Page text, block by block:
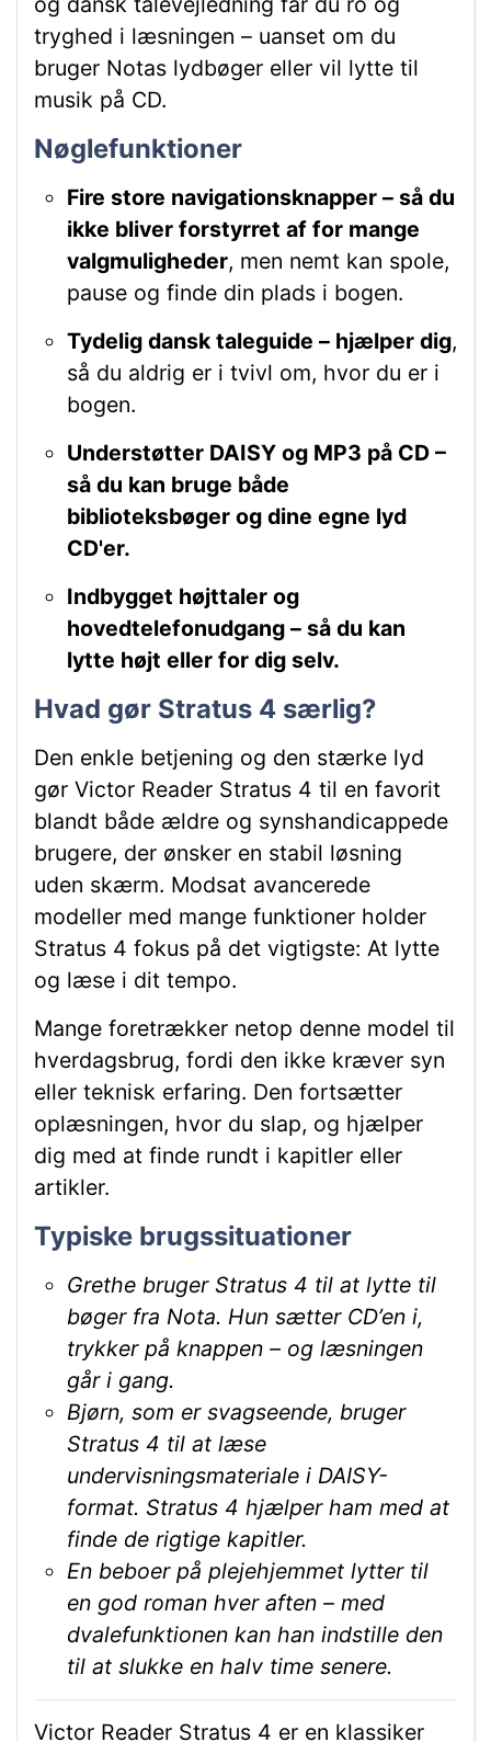
tryghed i læsningen – uanset om du
bruger Notas lydbøger eller vil lytte til
musik på CD.
Nøglefunktioner
Fire store navigationsknapper – så du
ikke bliver forstyrret af for mange
valgmuligheder, men nemt kan spole,
pause og finde din plads i bogen.
Tydelig dansk taleguide – hjælper dig,
så du aldrig er i tvivl om, hvor du er i
bogen.
Understøtter DAISY og MP3 på CD –
så du kan bruge både
biblioteksbøger og dine egne lyd
CD'er.
Indbygget højttaler og
hovedtelefonudgang – så du kan
lytte højt eller for dig selv.
Hvad gør Stratus 4 særlig?
Den enkle betjening og den stærke lyd
gør Victor Reader Stratus 4 til en favorit
blandt både ældre og synshandicappede
brugere, der ønsker en stabil løsning
uden skærm. Modsat avancerede
modeller med mange funktioner holder
Stratus 4 fokus på det vigtigste: At lytte
og læse i dit tempo.
Mange foretrækker netop denne model til
hverdagsbrug, fordi den ikke kræver syn
eller teknisk erfaring. Den fortsætter
oplæsningen, hvor du slap, og hjælper
dig med at finde rundt i kapitler eller
artikler.
Typiske brugssituationer
Grethe bruger Stratus 4 til at lytte til
bøger fra Nota. Hun sætter CD’en i,
trykker på knappen – og læsningen
går i gang.
Bjørn, som er svagseende, bruger
Stratus 4 til at læse
undervisningsmateriale i DAISY-
format. Stratus 4 hjælper ham med at
finde de rigtige kapitler.
En beboer på plejehjemmet lytter til
en god roman hver aften – med
dvalefunktionen kan han indstille den
til at slukke en halv time senere.
Victor Reader Stratus 4 er en klassiker